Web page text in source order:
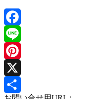
Facebook
Line
Pinterest
X